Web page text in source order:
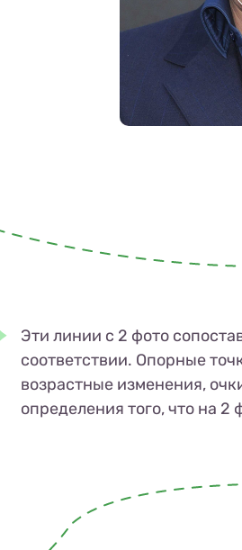
Эти линии с 2 фото
соответствии. Опорные
возрастные изменения,
определения того, что на 2